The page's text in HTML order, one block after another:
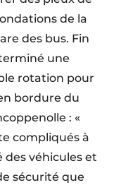
de la
des bus. Fin
une
rotation pour
bordure du
: «
compliqués à
véhicules et
sécurité que